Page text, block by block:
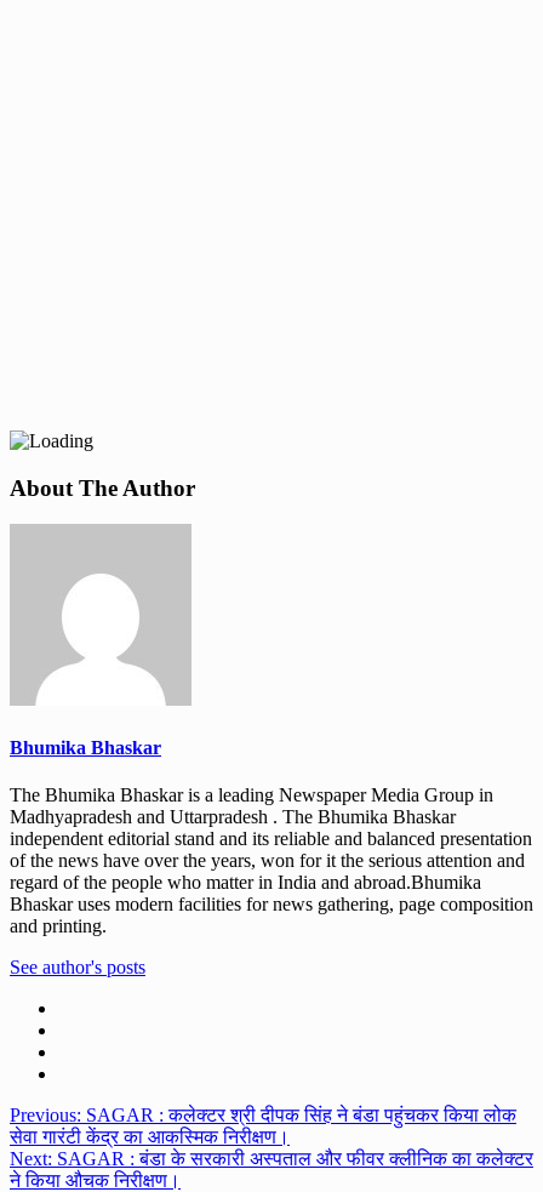
About The Author
Bhumika Bhaskar
The Bhumika Bhaskar is a leading Newspaper Media Group in
Madhyapradesh and Uttarpradesh . The Bhumika Bhaskar
independent editorial stand and its reliable and balanced presentation
of the news have over the years, won for it the serious attention and
regard of the people who matter in India and abroad.Bhumika
Bhaskar uses modern facilities for news gathering, page composition
and printing.
See author's posts
Post
navigation
Previous: SAGAR : कलेक्टर श्री दीपक सिंह ने बंडा पहुंचकर किया लोक
सेवा गारंटी केंद्र का आकस्मिक निरीक्षण।
Next: SAGAR : बंडा के सरकारी अस्पताल और फीवर क्लीनिक का कलेक्टर
ने किया औचक निरीक्षण।